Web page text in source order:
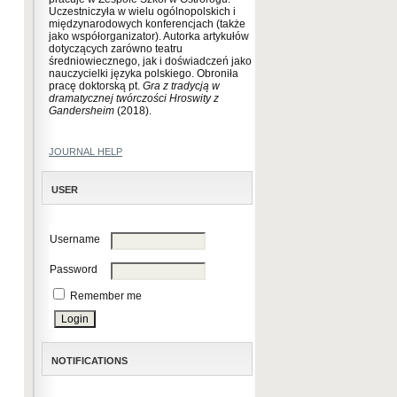
Uczestniczyła w wielu ogólnopolskich i
międzynarodowych konferencjach (także
jako współorganizator). Autorka artykułów
dotyczących zarówno teatru
średniowiecznego, jak i doświadczeń jako
nauczycielki języka polskiego. Obroniła
pracę doktorską pt. Gra z tradycją w
dramatycznej twórczości Hroswity z
Gandersheim (2018).
JOURNAL HELP
USER
Username
Password
Remember me
NOTIFICATIONS